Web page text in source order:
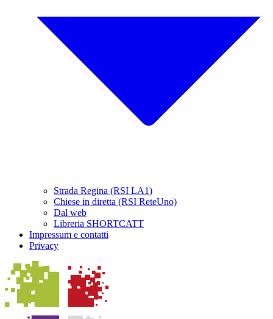
Strada Regina (RSI LA1)
Chiese in diretta (RSI ReteUno)
Dal web
Libreria SHORTCATT
Impressum e contatti
Privacy